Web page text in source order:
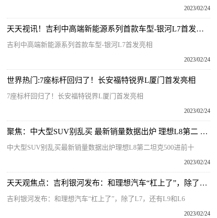
2023/02/24
天天视讯！吉利中高端新能源系列首款车型-银河L7首发亮相
吉利中高端新能源系列首款车型-银河L7首发亮相
2023/02/24
世界热门:7座标杆回归了！长安福特锐界L厦门首发亮相
7座标杆回归了！长安福特锐界L厦门首发亮相
2023/02/24
聚焦：中大型SUV别乱买 最新销量数据出炉 理想L8第二 坦克500进前十
中大型SUV别乱买最新销量数据出炉理想L8第二坦克500进前十
2023/02/24
天天观焦点：吉利银河发布：和理想汽车“杠上了”，除了L7，还有L9和L6
吉利银河发布：和理想汽车“杠上了”，除了L7，还有L9和L6
2023/02/24